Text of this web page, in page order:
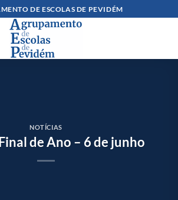
DE ESCOLAS DE PEVIDÉM
NOTÍCIAS
de Ano – 6 de junho